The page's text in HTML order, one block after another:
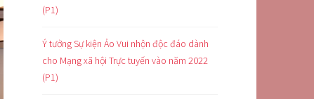
(P1)
Ý tưởng Sự kiện Ảo Vui nhộn độc đáo dành
cho Mạng xã hội Trực tuyến vào năm 2022
(P1)